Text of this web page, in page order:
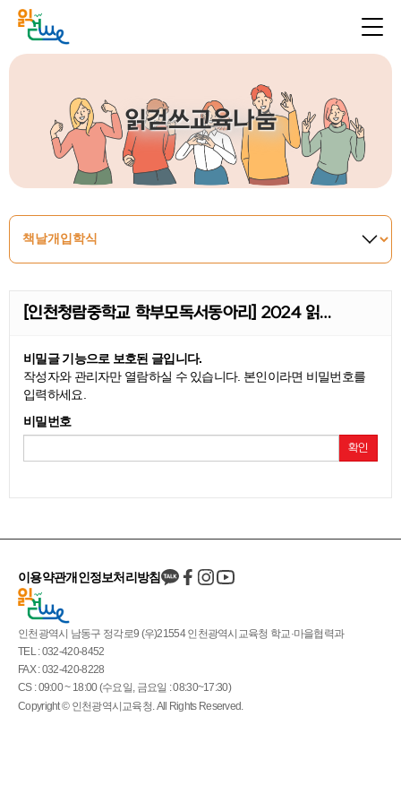
읽걷쓰교육나눔
[인천청람중학교 학부모독서동아리] 2024 읽…
비밀글 기능으로 보호된 글입니다.
작성자와 관리자만 열람하실 수 있습니다. 본인이라면 비밀번호를
입력하세요.
비밀번호
확인
인천광역시 남동구 정각로9 (우)21554 인천광역시교육청 학교·마을협력과
TEL : 032-420-8452
FAX : 032-420-8228
CS : 09:00 ~ 18:00 (수요일, 금요일 : 08:30~17:30)
Copyright © 인천광역시교육청. All Rights Reserved.
이용약관개인정보처리방침